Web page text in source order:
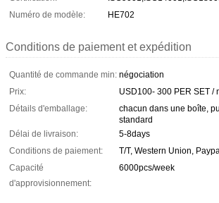
Numéro de modèle:
HE702
Conditions de paiement et expédition
Quantité de commande min: négociation
Prix:
USD100- 300 PER SET /
Détails d'emballage:
chacun dans une boîte,
standard
Délai de livraison:
5-8days
Conditions de paiement:
T/T, Western Union,
Capacité
d'approvisionnement:
6000pcs/week